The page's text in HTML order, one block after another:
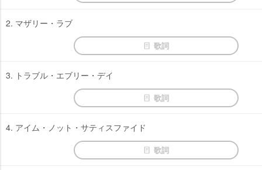
2. マザリー・ラブ
歌詞
3. トラブル・エブリー・デイ
歌詞
4. アイム・ノット・サティスファイド
歌詞